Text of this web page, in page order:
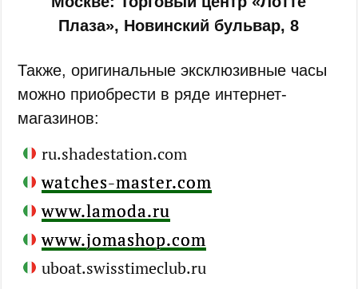
Плаза», Новинский бульвар, 8
Также, оригинальные эксклюзивные часы
можно приобрести в ряде интернет-
магазинов:
ru.shadestation.com
watches-master.com
www.lamoda.ru
www.jomashop.com
uboat.swisstimeclub.ru